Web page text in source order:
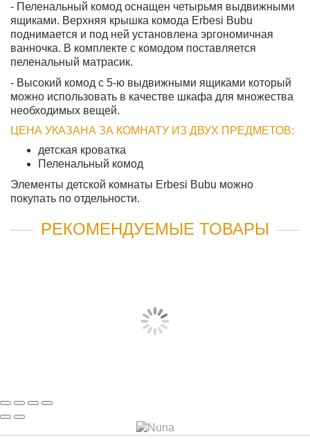
- Пеленальный комод оснащен четырьмя выдвижными
ящиками. Верхняя крышка комода Erbesi Bubu
поднимается и под ней установлена эргономичная
ванночка. В комплекте с комодом поставляется
пеленальный матрасик.
- Высокий комод с 5-ю выдвижными ящиками который
можно использовать в качестве шкафа для множества
необходимых вещей.
ЦЕНА УКАЗАНА ЗА КОМНАТУ ИЗ ДВУХ ПРЕДМЕТОВ:
детская кроватка
Пеленальный комод
Элементы детской комнаты Erbesi Bubu можно
покупать по отдельности.
РЕКОМЕНДУЕМЫЕ ТОВАРЫ
63 299 руб